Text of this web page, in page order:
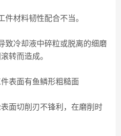
材料韧性配合不当。
冷却液中碎粒或脱离的细磨
转而造成。
表面有鱼鳞形粗糙面
切削刃不锋利，在磨削时